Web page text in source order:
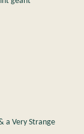
a Very Strange